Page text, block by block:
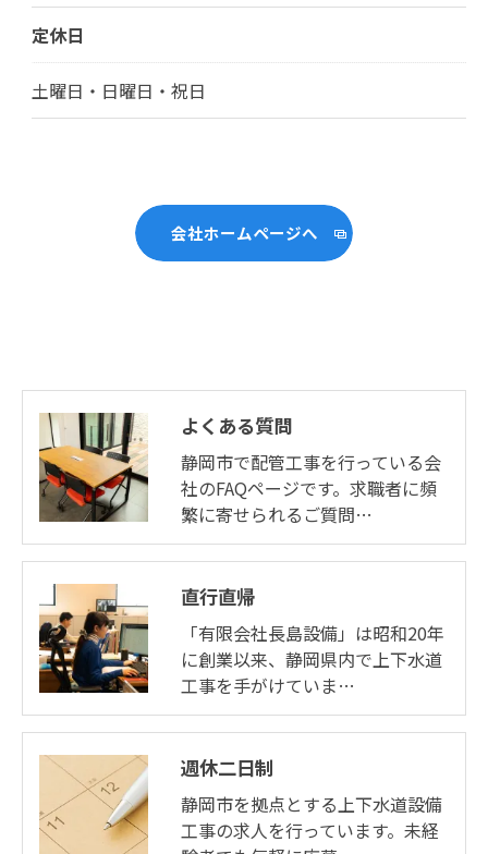
定休日
土曜日・日曜日・祝日
会社ホームページへ
よくある質問
静岡市で配管工事を行っている会
社のFAQページです。求職者に頻
繁に寄せられるご質問…
直行直帰
「有限会社長島設備」は昭和20年
に創業以来、静岡県内で上下水道
工事を手がけていま…
週休二日制
静岡市を拠点とする上下水道設備
工事の求人を行っています。未経